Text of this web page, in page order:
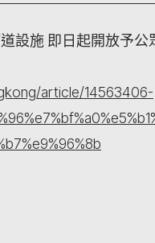
設施 即日起開放予公
article/14563406-